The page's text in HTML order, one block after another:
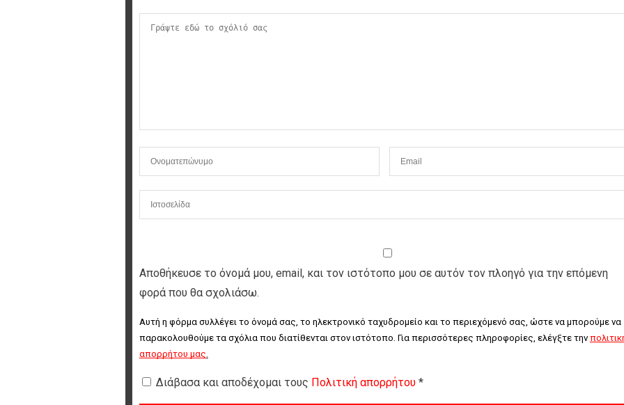
Αποθήκευσε το όνομά μου, email, και τον ιστότοπο μου σε αυτόν τον πλοηγό για την επόμενη
φορά που θα σχολιάσω.
Αυτή η φόρμα συλλέγει το όνομά σας, το ηλεκτρονικό ταχυδρομείο και το περιεχόμενό σας, ώστε να μπορούμε να
παρακολουθούμε τα σχόλια που διατίθενται στον ιστότοπο. Για περισσότερες πληροφορίες, ελέγξτε την
απορρήτου μας.
Διάβασα και αποδέχομαι τους Πολιτική απορρήτου *